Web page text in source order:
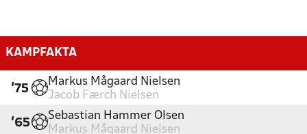
KAMPFAKTA
'75
Markus Mågaard Nielsen
Jacob Færch Nielsen
'65
Sebastian Hammer Olsen
Markus Mågaard Nielsen